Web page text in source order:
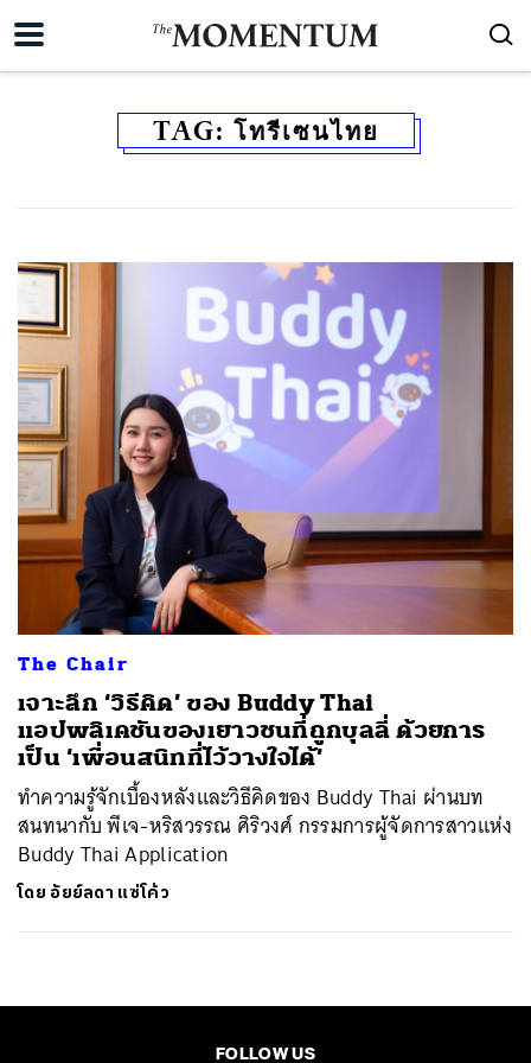
TAG: โทรีเซนไทย
The Chair
เจาะลึก ‘วิธีคิด’ ของ Buddy Thai
แอปพลิเคชันของเยาวชนที่ถูกบุลลี่ ด้วยการ
เป็น ‘เพื่อนสนิทที่ไว้วางใจได้’
ทำความรู้จักเบื้องหลังและวิธีคิดของ Buddy Thai ผ่านบท
สนทนากับ พีเจ-หริสวรรณ ศิริวงศ์ กรรมการผู้จัดการสาวแห่ง
Buddy Thai Application
โดย อัยย์ลดา แซ่โค้ว
FOLLOW US
ค้นหา
SHARE TWEET